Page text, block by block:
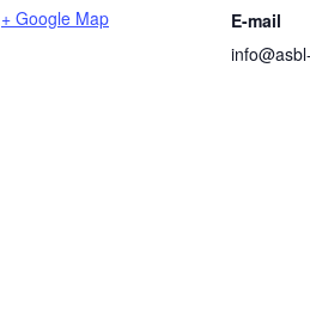
+ Google Map
E-mail